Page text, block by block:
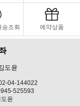
송조회 예약상품
도윤
04-144022
525593
윤